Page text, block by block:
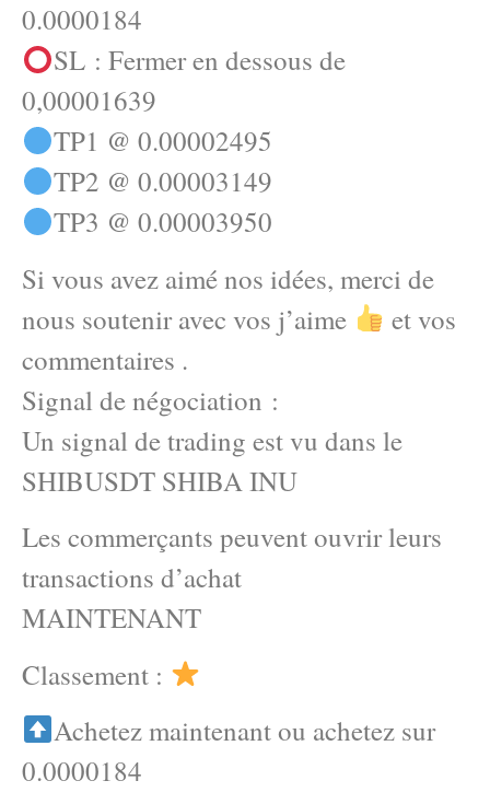
0.0000184
SL : Fermer en dessous de
0,00001639
TP1 @ 0.00002495
TP2 @ 0.00003149
TP3 @ 0.00003950
Si vous avez aimé nos idées, merci de
nous soutenir avec vos j’aime
et vos
commentaires .
Signal de négociation :
Un signal de trading est vu dans le
SHIBUSDT SHIBA INU
Les commerçants peuvent ouvrir leurs
transactions d’achat
MAINTENANT
Classement :
Achetez maintenant ou achetez sur
0.0000184